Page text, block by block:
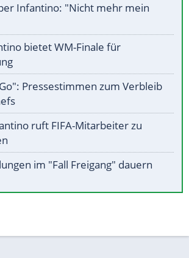
Infantino: "Nicht mehr mein
bietet WM-Finale für
Pressestimmen zum Verbleib
ruft FIFA-Mitarbeiter zu
im "Fall Freigang" dauern